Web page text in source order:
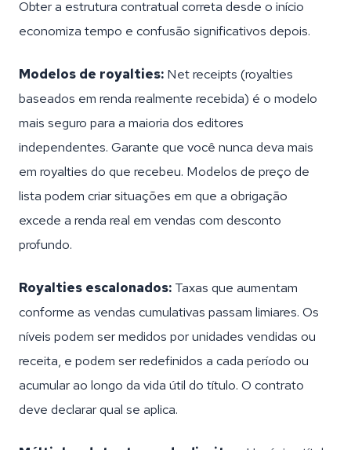
Obter a estrutura contratual correta desde o início
economiza tempo e confusão significativos depois.
Modelos de royalties: Net receipts (royalties
baseados em renda realmente recebida) é o modelo
mais seguro para a maioria dos editores
independentes. Garante que você nunca deva mais
em royalties do que recebeu. Modelos de preço de
lista podem criar situações em que a obrigação
excede a renda real em vendas com desconto
profundo.
Royalties escalonados: Taxas que aumentam
conforme as vendas cumulativas passam limiares. Os
níveis podem ser medidos por unidades vendidas ou
receita, e podem ser redefinidos a cada período ou
acumular ao longo da vida útil do título. O contrato
deve declarar qual se aplica.